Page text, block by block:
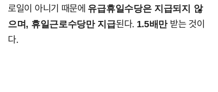
로일이 아니기 때문에 유급휴일수당은 지급되지 않
으며, 휴일근로수당만 지급된다. 1.5배만받는 것이
다.